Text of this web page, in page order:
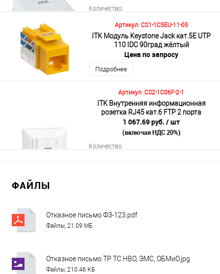
Количество:
В корзину
Подробнее
Артикул: CS1-1C5EU-11-05
ITK Модуль Keystone Jack кат.5E UTP
110 IDC 90град жёлтый
Цена по запросу
Подробнее
Артикул: CS2-1C06F-2-1
ITK Внутренняя информационная
розетка RJ45 кат.6 FTP 2 порта
1 067.69 руб. / шт
(включая НДС 20%)
Количество:
Подробнее
ФАЙЛЫ
Отказное письмо ФЗ-123.pdf
Файлы, 21.09 МБ
Отказное письмо ТР ТС НВО, ЭМС, ОБМиО.jpg
Файлы, 210.46 КБ